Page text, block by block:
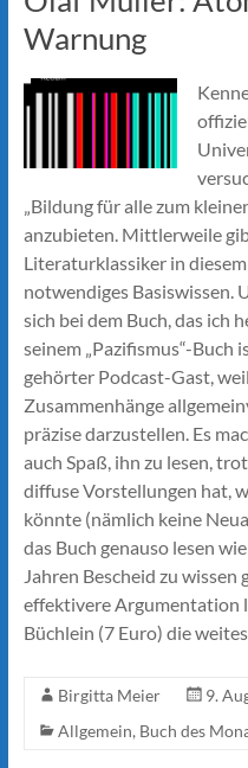
Warnung
„Bildung für alle zum
anzubieten. Mittlerweile
Literaturklassiker in
notwendiges Basiswissen.
sich bei dem Buch, das ich
seinem „Pazifismus“-Buch
gehörter Podcast-Gast,
Zusammenhänge
präzise darzustellen. Es
auch Spaß, ihn zu lesen,
diffuse Vorstellungen hat,
könnte (nämlich keine
das Buch genauso lesen
Jahren Bescheid zu wissen
effektivere Argumentation
Büchlein (7 Euro) die
Birgitta Meier
9.
Allgemein, Buch des